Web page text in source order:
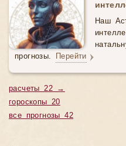
Наш
прогнозы. Перейти
расчеты 22 →
гороскопы 20
все прогнозы 42